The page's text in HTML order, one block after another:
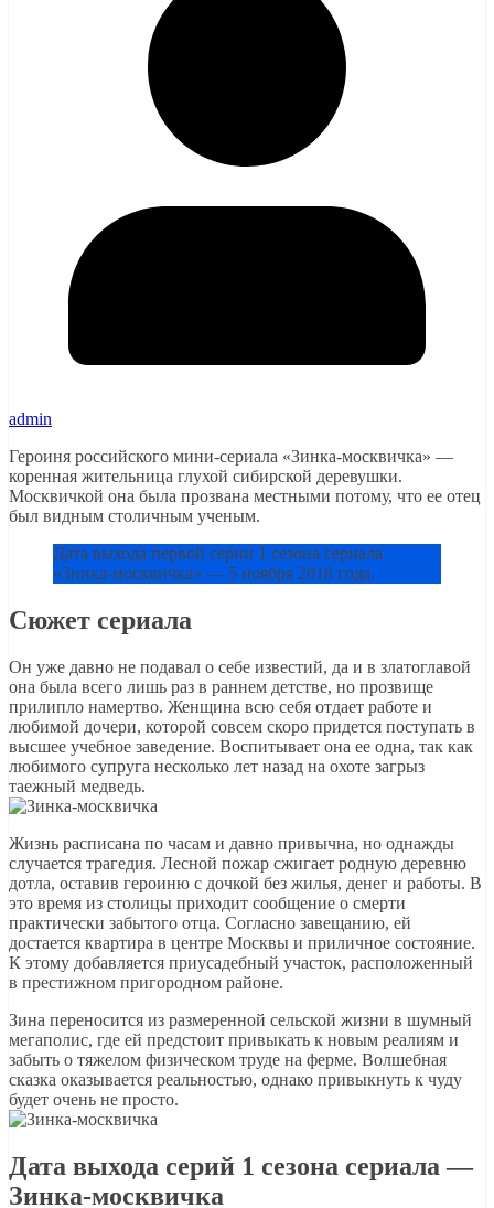
admin
Героиня российского мини-сериала «Зинка-москвичка» —
коренная жительница глухой сибирской деревушки.
Москвичкой она была прозвана местными потому, что ее отец
был видным столичным ученым.
Дата выхода первой серии 1 сезона сериала
«Зинка-москвичка» — 5 ноября 2018 года.
Сюжет сериала
Он уже давно не подавал о себе известий, да и в златоглавой
она была всего лишь раз в раннем детстве, но прозвище
прилипло намертво. Женщина всю себя отдает работе и
любимой дочери, которой совсем скоро придется поступать в
высшее учебное заведение. Воспитывает она ее одна, так как
любимого супруга несколько лет назад на охоте загрыз
таежный медведь.
Жизнь расписана по часам и давно привычна, но однажды
случается трагедия. Лесной пожар сжигает родную деревню
дотла, оставив героиню с дочкой без жилья, денег и работы. В
это время из столицы приходит сообщение о смерти
практически забытого отца. Согласно завещанию, ей
достается квартира в центре Москвы и приличное состояние.
К этому добавляется приусадебный участок, расположенный
в престижном пригородном районе.
Зина переносится из размеренной сельской жизни в шумный
мегаполис, где ей предстоит привыкать к новым реалиям и
забыть о тяжелом физическом труде на ферме. Волшебная
сказка оказывается реальностью, однако привыкнуть к чуду
будет очень не просто.
Дата выхода серий 1 сезона сериала —
Зинка-москвичка